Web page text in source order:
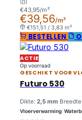
(0)
€43,95/m²
€39,56/m²
€151,51 / 3,83 m²
BESTELLEN
ACTIE
Op voorraad
GESCHIKT VOOR
Futuro 530
Dikte: 2,5 mm
Vloerverwarming